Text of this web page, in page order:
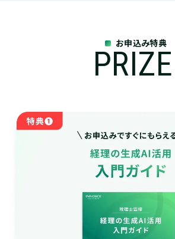
お申込み特典
PRIZE